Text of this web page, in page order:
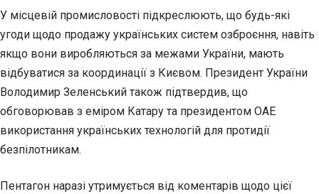
У місцевій промисловості підкреслюють, що будь-які
угоди щодо продажу українських систем озброєння, навіть
якщо вони виробляються за межами України, мають
відбуватися за координації з Києвом. Президент України
Володимир Зеленський також підтвердив, що
обговорював з еміром Катару та президентом ОАЕ
використання українських технологій для протидії
безпілотникам.
Пентагон наразі утримується від коментарів щодо цієї